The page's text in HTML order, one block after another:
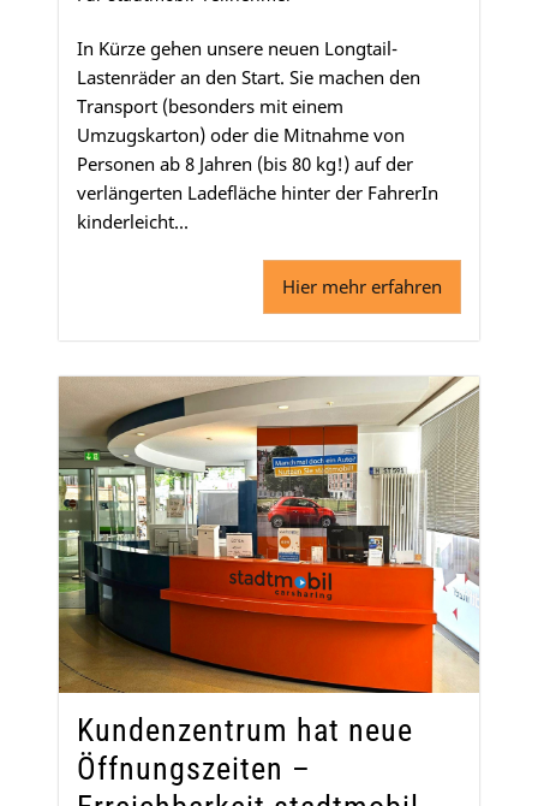
In Kürze gehen unsere neuen Longtail-
Lastenräder an den Start. Sie machen den
Transport (besonders mit einem
Umzugskarton) oder die Mitnahme von
Personen ab 8 Jahren (bis 80 kg!) auf der
verlängerten Ladefläche hinter der FahrerIn
kinderleicht...
Hier mehr erfahren
Kundenzentrum hat neue
Öffnungszeiten –